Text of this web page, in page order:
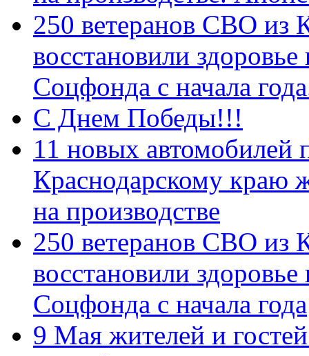
250 ветеранов СВО из
восстановили
Соцфонда с начала
С Днем Победы!!!
11 новых автомобилей
Краснодарскому краю
на производстве
250 ветеранов СВО из
восстановили
Соцфонда с начала года
9 Мая жителей и